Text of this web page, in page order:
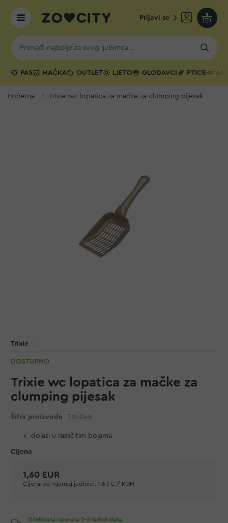
Prijavi se
Moja
PAS MAČKA OUTLET LJETO GLODAVCI PTICE
Početna Trixie wc lopatica za mačke za clumping pijesak
Trixie
DOSTUPNO
Trixie wc lopatica za mačke za
clumping pijesak
Šifra proizvoda TX4049
dolazi u različitim bojama
1,60 EUR
Cijena po mjernoj jedinici: 1,60 € / KOM
Očekivana isporuka 3-5 radnih dana.